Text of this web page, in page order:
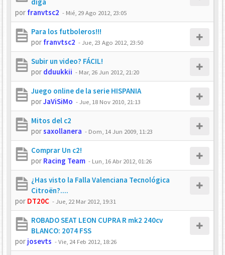
por franvtsc2 - Mié, 29 Ago 2012, 23:05
Para los futboleros!!!
por franvtsc2 -Jue, 23 Ago 2012, 23:50
Subir un video? FÁCIL!
por dduukkii - Mar, 26 Jun 2012, 21:20
Juego online de la serie HISPANIA
porJaViSiMo -Jue, 18 Nov 2010, 21:13
Mitos del c2
porsaxollanera - Dom, 14 Jun 2009, 11:23
Comprar Un c2!
por Racing Team - Lun, 16 Abr 2012, 01:26
¿Has visto la Falla Valenciana Tecnológica
Citroën?....
por DT20C -Jue, 22 Mar 2012, 19:31
ROBADO SEAT LEON CUPRA R mk2 240cv
BLANCO: 2074 FSS
por josevts -Vie, 24 Feb 2012, 18:26